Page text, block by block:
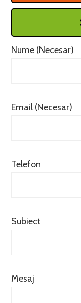
Nume (Necesar)
Email (Necesar)
Telefon
Subiect
Mesaj